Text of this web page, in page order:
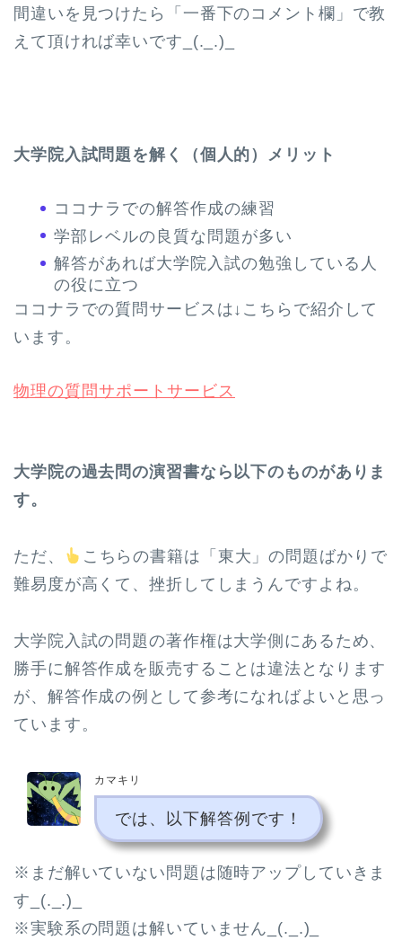
間違いを見つけたら「一番下のコメント欄」で教
えて頂ければ幸いです_(._.)_
大学院入試問題を解く（個人的）メリット
ココナラでの解答作成の練習
学部レベルの良質な問題が多い
解答があれば大学院入試の勉強している人
の役に立つ
ココナラでの質問サービスは↓こちらで紹介して
います。
物理の質問サポートサービス
大学院の過去問の演習書なら以下のものがありま
す。
ただ、
こちらの書籍は「東大」の問題ばかりで
難易度が高くて、挫折してしまうんですよね。
大学院入試の問題の著作権は大学側にあるため、
勝手に解答作成を販売することは違法となります
が、解答作成の例として参考になればよいと思っ
ています。
カマキリ
では、以下解答例です！
※まだ解いていない問題は随時アップしていきま
す_(._.)_
※実験系の問題は解いていません_(._.)_